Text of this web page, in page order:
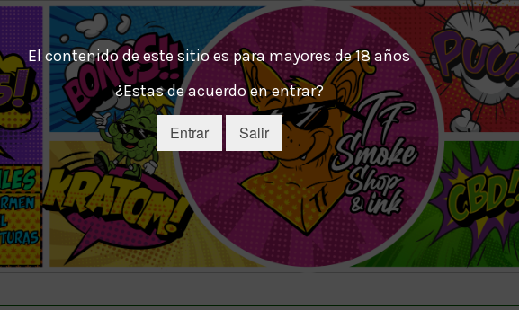
El contenido de este sitio es para mayores de 18 años
¿Estas de acuerdo en entrar?
Entrar Salir